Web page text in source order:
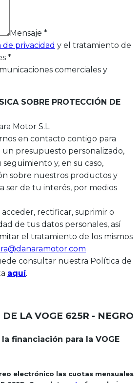
Mensaje *
privacidad y el tratamiento de
*
comerciales y
SOBRE PROTECCIÓN DE
Motor S.L.
en contacto contigo para
presupuesto personalizado,
y, en su caso,
sobre nuestros productos y
ser de tu interés, por medios
acceder, rectificar, suprimir o
de tus datos personales, así
el tratamiento de los mismos
consultar nuestra Política de
aquí.
DE LAVOGE 625R - NEGRO
financiación para la VOGE
electrónico las cuotas mensuales